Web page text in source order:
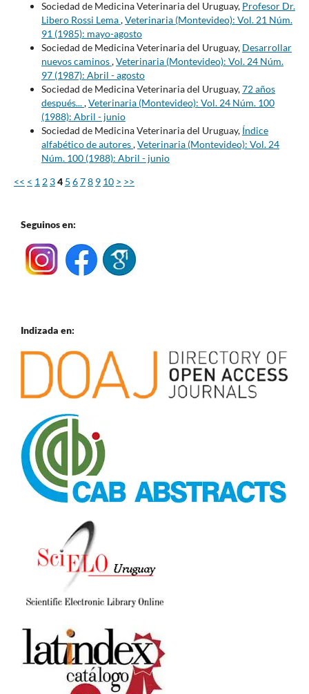
Sociedad de Medicina Veterinaria del Uruguay, Profesor Dr.
Libero Rossi Lema,Veterinaria (Montevideo): Vol. 21 Núm.
91 (1985): mayo-agosto
Sociedad de Medicina Veterinaria del Uruguay, Desarrollar
nuevos caminos,Veterinaria (Montevideo): Vol. 24 Núm.
97 (1987): Abril - agosto
Sociedad de Medicina Veterinaria del Uruguay,72 años
después...,Veterinaria (Montevideo): Vol. 24 Núm. 100
(1988): Abril - junio
Sociedad de Medicina Veterinaria del Uruguay, Índice
alfabético de autores,Veterinaria (Montevideo): Vol. 24
Núm. 100 (1988): Abril - junio
<< < 1 2 34 5 678 9 10 > >>
Seguinos en:
Indizada en: